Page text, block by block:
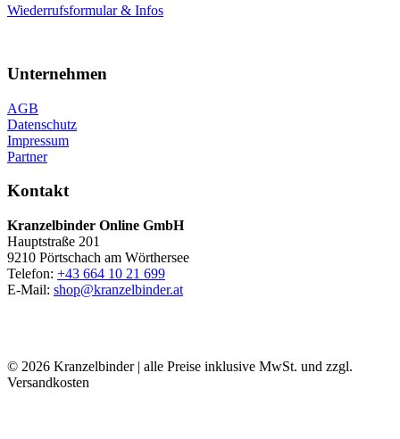
Wiederrufsformular & Infos
Unternehmen
AGB
Datenschutz
Impressum
Partner
Kontakt
Kranzelbinder Online GmbH
Hauptstraße 201
9210 Pörtschach am Wörthersee
Telefon: +43 664 10 21 699
E-Mail: shop@kranzelbinder.at
© 2026 Kranzelbinder | alle Preise inklusive MwSt. und zzgl.
Versandkosten